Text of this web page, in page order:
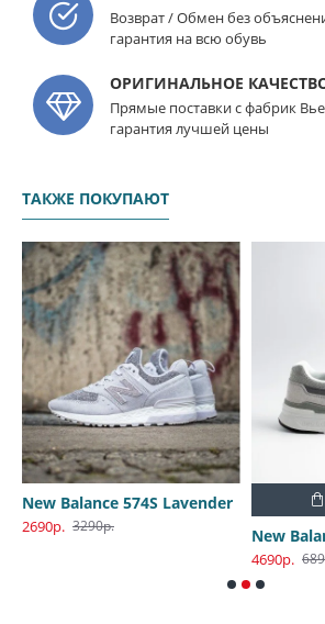
Возврат / Обмен без
гарантия на всю обувь
ОРИГИНАЛЬНОЕ
Прямые поставки с фабрик
гарантия лучшей цены
ТАКЖЕ ПОКУПАЮТ
New Balance 574S Lavender
2690р. 3290р. New
4690р.